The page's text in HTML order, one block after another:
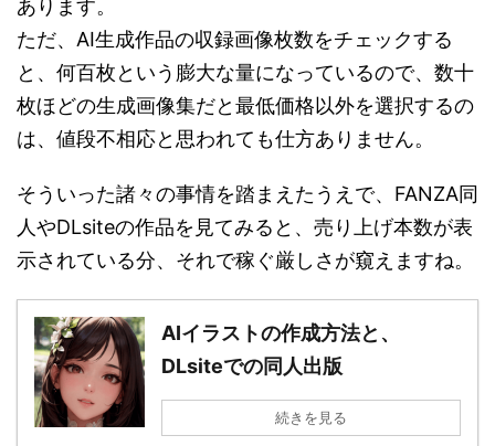
あります。
ただ、AI生成作品の収録画像枚数をチェックする
と、何百枚という膨大な量になっているので、数十
枚ほどの生成画像集だと最低価格以外を選択するの
は、値段不相応と思われても仕方ありません。
そういった諸々の事情を踏まえたうえで、FANZA同
人やDLsiteの作品を見てみると、売り上げ本数が表
示されている分、それで稼ぐ厳しさが窺えますね。
AIイラストの作成方法と、
DLsiteでの同人出版
続きを見る